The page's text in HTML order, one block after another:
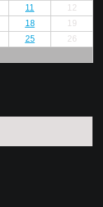
11
12
18
19
25
26